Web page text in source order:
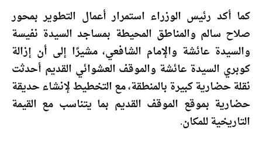
كما أكد رئيس الوزراء استمرار أعمال التطوير بمحور
صلاح سالم والمناطق المحيطة بمساجد السيدة نفيسة
والسيدة عائشة والإمام الشافعي، مشيرًا إلى أن إزالة
كوبري السيدة عائشة والموقف العشوائي القديم أحدثت
نقلة حضارية كبيرة بالمنطقة، مع التخطيط لإنشاء حديقة
حضارية بموقع الموقف القديم بما يتناسب مع القيمة
التاريخية للمكان.